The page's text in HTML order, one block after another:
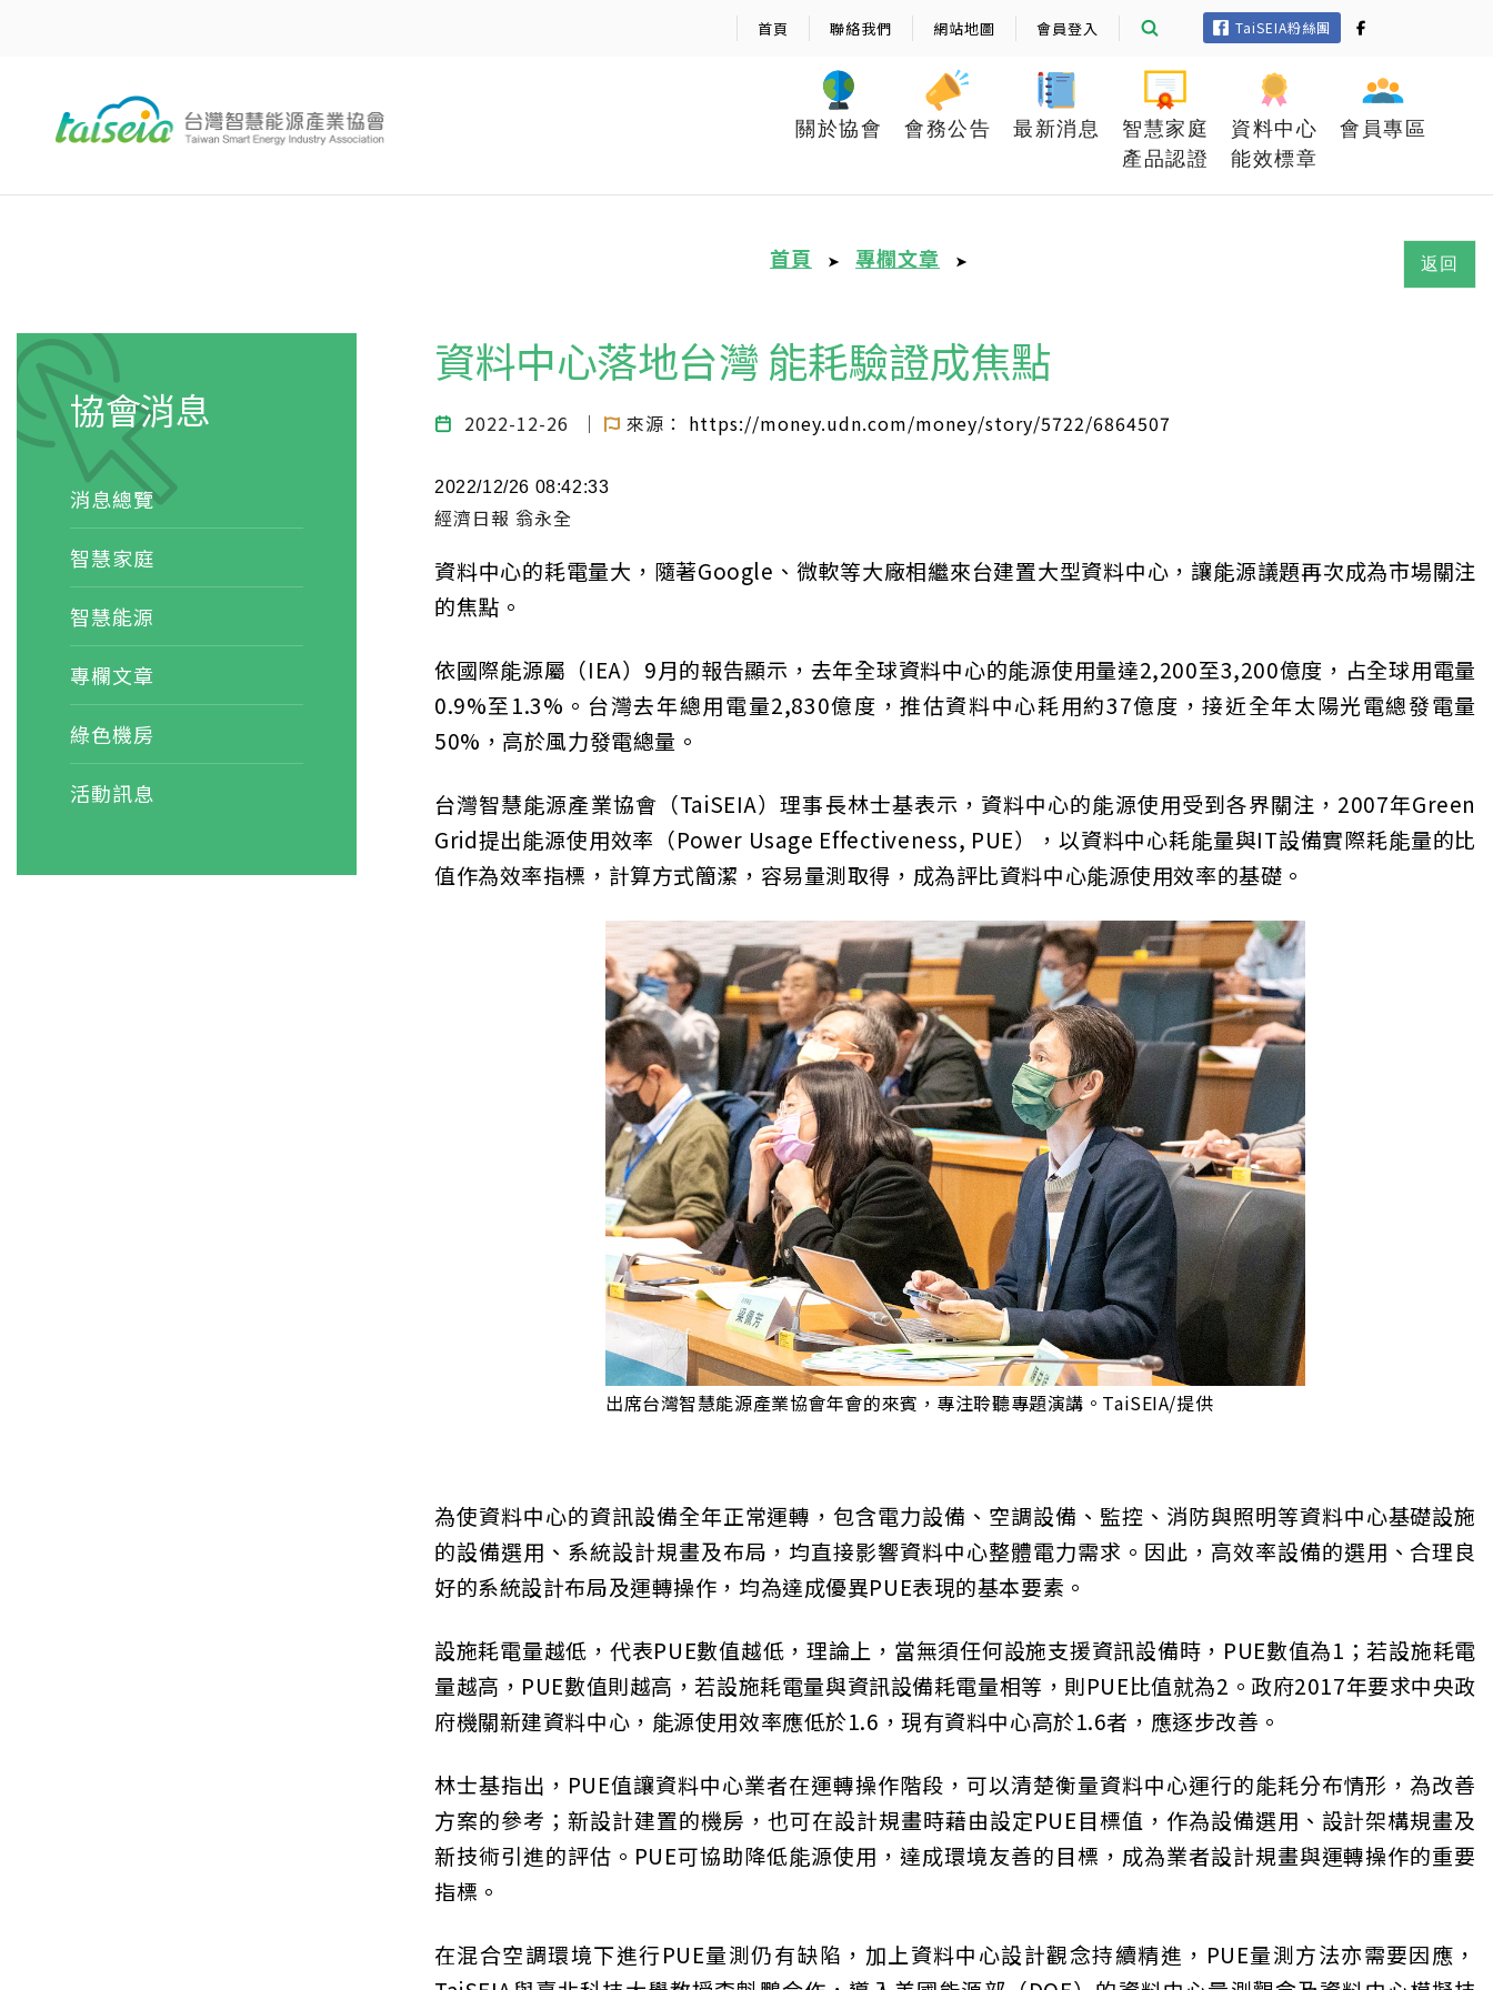
首頁 聯絡我們 網站地圖 會員登入 TaiSEIA粉絲團
關於協會 會務公告 最新消息
智慧家庭
產品認證
資料中心
能效標章
會員專區
首頁 ➤ 專欄文章 ➤ 返回
資料中心落地台灣 能耗驗證成焦點
2022-12-26 ｜ 來源： https://money.udn.com/money/story/5722/6864507
2022/12/26 08:42:33
經濟日報 翁永全
資料中心的耗電量大，隨著Google、微軟等大廠相繼來台建置大型資料中心，讓能源議題再次成為市場關注
的焦點。
依國際能源屬（IEA）9月的報告顯示，去年全球資料中心的能源使用量達2,200至3,200億度，占全球用電量
0.9%至1.3%。台灣去年總用電量2,830億度，推估資料中心耗用約37億度，接近全年太陽光電總發電量
50%，高於風力發電總量。
台灣智慧能源產業協會（TaiSEIA）理事長林士基表示，資料中心的能源使用受到各界關注，2007年Green
Grid提出能源使用效率（Power Usage Effectiveness, PUE），以資料中心耗能量與IT設備實際耗能量的比
值作為效率指標，計算方式簡潔，容易量測取得，成為評比資料中心能源使用效率的基礎。
出席台灣智慧能源產業協會年會的來賓，專注聆聽專題演講。TaiSEIA/提供
為使資料中心的資訊設備全年正常運轉，包含電力設備、空調設備、監控、消防與照明等資料中心基礎設施
的設備選用、系統設計規畫及布局，均直接影響資料中心整體電力需求。因此，高效率設備的選用、合理良
好的系統設計布局及運轉操作，均為達成優異PUE表現的基本要素。
設施耗電量越低，代表PUE數值越低，理論上，當無須任何設施支援資訊設備時，PUE數值為1；若設施耗電
量越高，PUE數值則越高，若設施耗電量與資訊設備耗電量相等，則PUE比值就為2。政府2017年要求中央政
府機關新建資料中心，能源使用效率應低於1.6，現有資料中心高於1.6者，應逐步改善。
林士基指出，PUE值讓資料中心業者在運轉操作階段，可以清楚衡量資料中心運行的能耗分布情形，為改善
方案的參考；新設計建置的機房，也可在設計規畫時藉由設定PUE目標值，作為設備選用、設計架構規畫及
新技術引進的評估。PUE可協助降低能源使用，達成環境友善的目標，成為業者設計規畫與運轉操作的重要
指標。
在混合空調環境下進行PUE量測仍有缺陷，加上資料中心設計觀念持續精進，PUE量測方法亦需要因應，
協會消息
消息總覽
智慧家庭
智慧能源
專欄文章
綠色機房
活動訊息